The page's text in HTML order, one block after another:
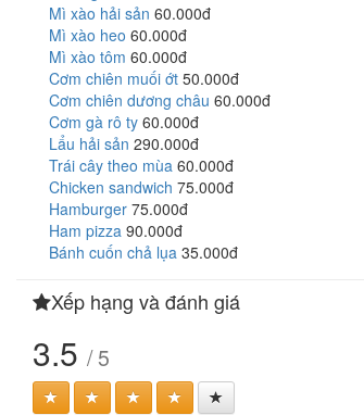
Mì xào hải sản 60.000đ
Mì xào heo 60.000đ
Mì xào tôm 60.000đ
Cơm chiên muối ớt 50.000đ
Cơm chiên dương châu 60.000đ
Cơm gà rô ty 60.000đ
Lẩu hải sản 290.000đ
Trái cây theo mùa 60.000đ
Chicken sandwich 75.000đ
Hamburger 75.000đ
Ham pizza 90.000đ
Bánh cuốn chả lụa 35.000đ
Xếp hạng và đánh giá
3.5 / 5